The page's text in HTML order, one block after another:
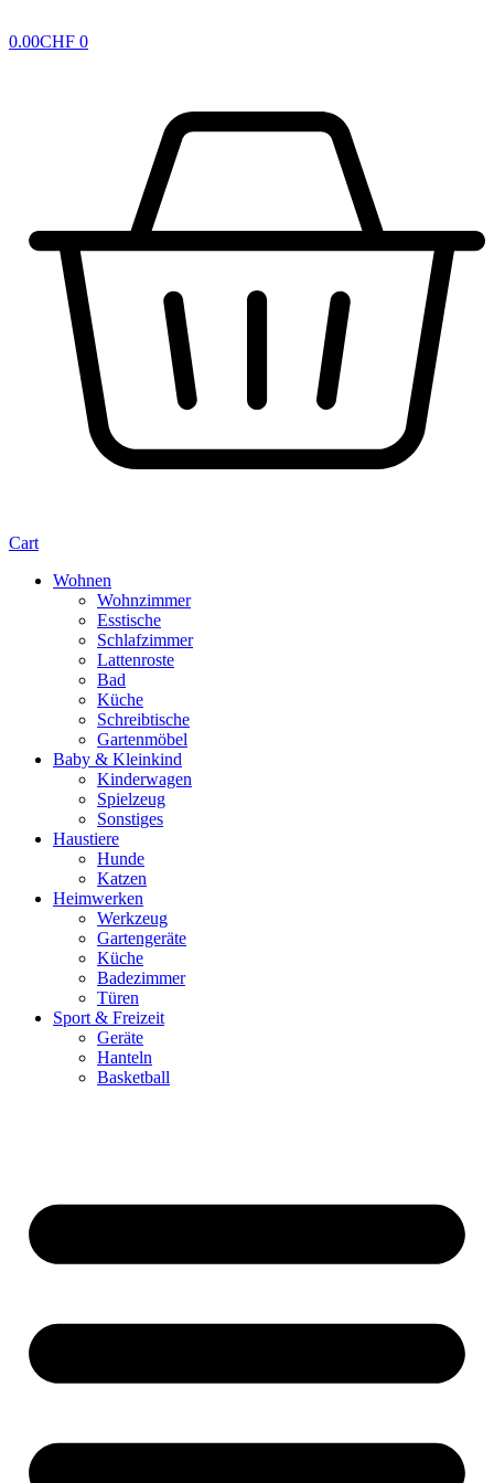
0.00CHF 0
Cart
Wohnen
Wohnzimmer
Esstische
Schlafzimmer
Lattenroste
Bad
Küche
Schreibtische
Gartenmöbel
Baby & Kleinkind
Kinderwagen
Spielzeug
Sonstiges
Haustiere
Hunde
Katzen
Heimwerken
Werkzeug
Gartengeräte
Küche
Badezimmer
Türen
Sport & Freizeit
Geräte
Hanteln
Basketball